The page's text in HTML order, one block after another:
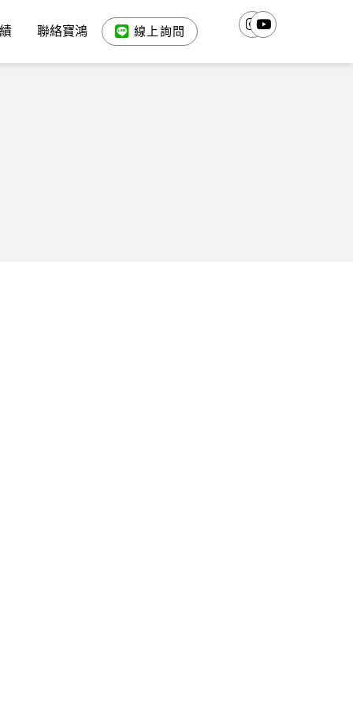
聯絡寶鴻 線上詢問